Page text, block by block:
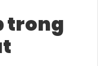
trong